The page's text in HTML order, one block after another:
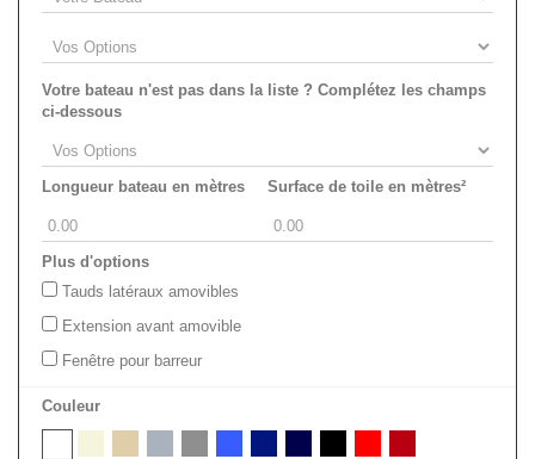
Votre bateau n'est pas dans la liste ? Complétez les champs
ci-dessous
Longueur bateau en mètres Surface de toile en mètres²
Plus d'options
Tauds latéraux amovibles
Extension avant amovible
Fenêtre pour barreur
Couleur